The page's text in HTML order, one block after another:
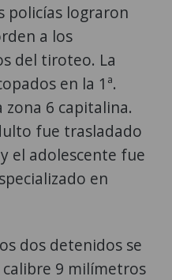
policías lograron
a los
del tiroteo. La
en la 1ª.
zona 6 capitalina.
fue trasladado
el adolescente fue
en
dos detenidos se
9 milímetros